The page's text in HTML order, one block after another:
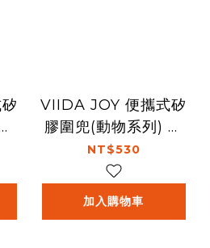
)
VIIDA JOY 便攜式矽
膠圍兜(動物系列) 多
款可選
NT$530
加入購物車